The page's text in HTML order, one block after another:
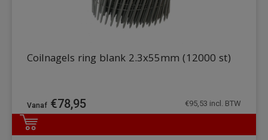
DETAILS
Coilnagels ring blank 2.3x55mm (12000 st)
€78,95 €95,53 incl. BTW